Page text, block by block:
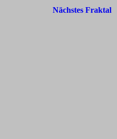
Nächstes Fraktal